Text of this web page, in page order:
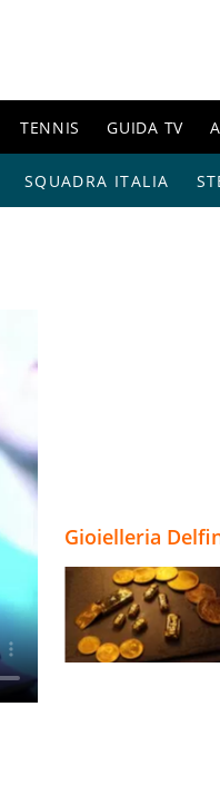
TENNIS GUIDA TV
SQUADRA ITALIA
Gioielleria